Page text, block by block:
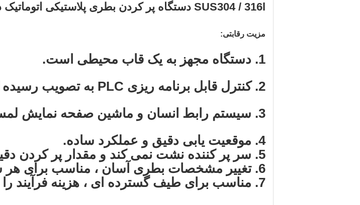
SUS304 / 316l دستگاه پر کردن بطری پلاستیکی اتوماتیک داخلی ، 30-2000 میلی لیتر
مزیت رقابتی:
1. دستگاه مجهز به یک قاب محیطی است.
2. کنترل قابل برنامه ریزی PLC به تصویب رسیده است.
3. سیستم رابط انسان و ماشین صفحه نمایش لمسی 6 اینچی.
4. موقعیت یابی دقیق و عملکرد ساده.
5. سر پر کننده نشت نمی کند و مقدار پر کردن دقیق است.
6. تغییر مشخصات بطری آسان ، مناسب برای هر شکل از بطری های بسته بندی.
7. مناسب برای طیف گسترده ای ، هزینه فرآیند را کاهش دهید.